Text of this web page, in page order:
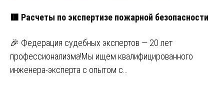
🟥 Расчеты по экспертизе пожарной безопасности
🎉 Федерация судебных экспертов — 20 лет
профессионализма!Мы ищем квалифицированного
инженера-эксперта с опытом с…